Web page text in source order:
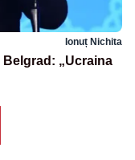
Ionuț Nichita
„Ucraina